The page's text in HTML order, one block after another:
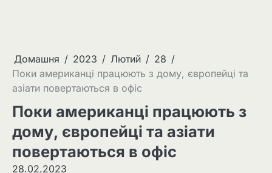
Домашня 2023 Лютий
28
Поки американці працюють з дому, європейці та
азіати повертаються в офіс
Поки американці працюють з
дому, європейці та азіати
повертаються в офіс
28.02.2023